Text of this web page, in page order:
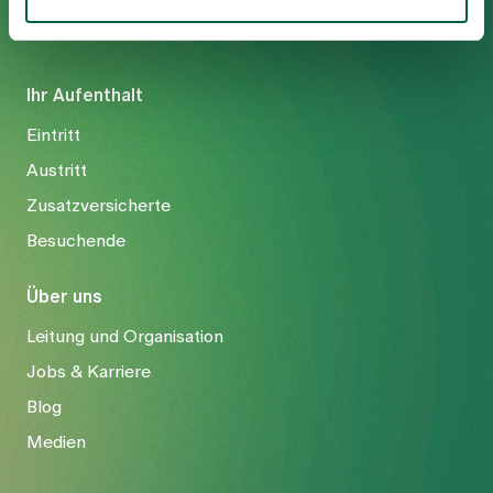
Ihr Aufenthalt
Eintritt
Austritt
Zusatzversicherte
Besuchende
Über uns
Leitung und Organisation
Jobs & Karriere
Blog
Medien